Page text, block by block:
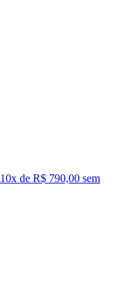
10x de R$ 790,00 sem